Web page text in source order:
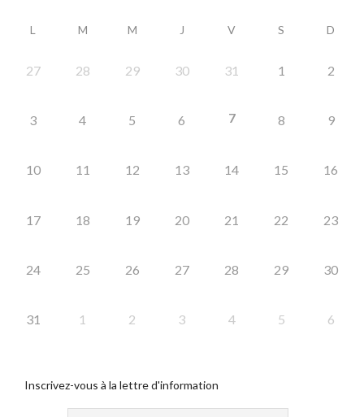
L M M J V S D
27 28 29 30 31 1 2
3 4 5 6 7 8 9
10 11 12 13 14 15 16
17 18 19 20 21 22 23
24 25 26 27 28 29 30
31 1 2 3 4 5 6
Inscrivez-vous à la lettre d'information